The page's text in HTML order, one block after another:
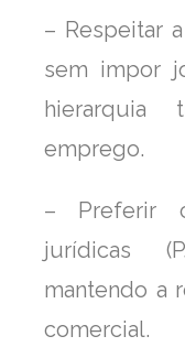
– Respeitar
sem impor
emprego.
– Preferir
jurídicas
mantendo a
comercial.